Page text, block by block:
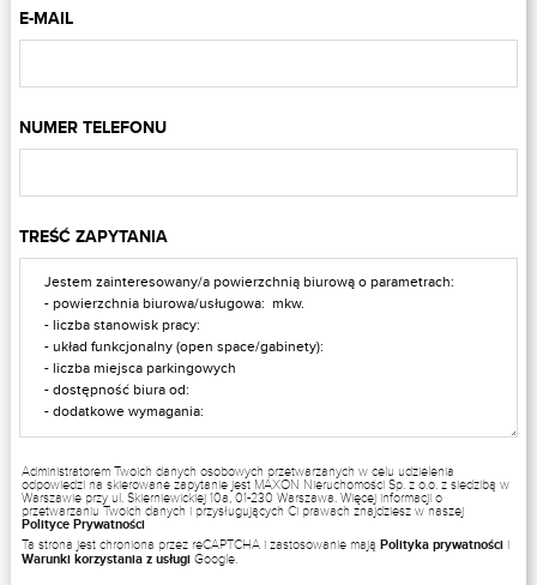
E-MAIL
NUMER TELEFONU
TREŚĆ ZAPYTANIA
Administratorem Twoich danych osobowych przetwarzanych w celu udzielenia
odpowiedzi na skierowane zapytanie jest MAXON Nieruchomości Sp. z o.o. z siedzibą w
Warszawie przy ul. Skierniewickiej 10a, 01-230 Warszawa. Więcej informacji o
przetwarzaniu Twoich danych i przysługujących Ci prawach znajdziesz w naszej
Polityce Prywatności
Ta strona jest chroniona przez reCAPTCHA i zastosowanie mają Polityka prywatności i
Warunki korzystania z usługi Google.